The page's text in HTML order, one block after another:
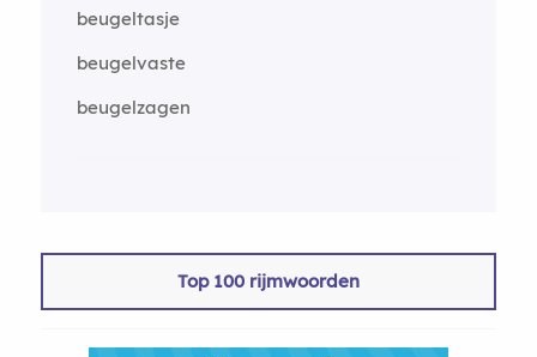
beugeltasje
beugelvaste
beugelzagen
Top 100 rijmwoorden